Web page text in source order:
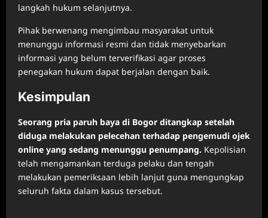
langkah hukum selanjutnya.
Pihak berwenang mengimbau masyarakat untuk
menunggu informasi resmi dan tidak menyebarkan
informasi yang belum terverifikasi agar proses
penegakan hukum dapat berjalan dengan baik.
Kesimpulan
Seorang pria paruh baya di Bogor ditangkap setelah
diduga melakukan pelecehan terhadap pengemudi ojek
online yang sedang menunggu penumpang. Kepolisian
telah mengamankan terduga pelaku dan tengah
melakukan pemeriksaan lebih lanjut guna mengungkap
seluruh fakta dalam kasus tersebut.